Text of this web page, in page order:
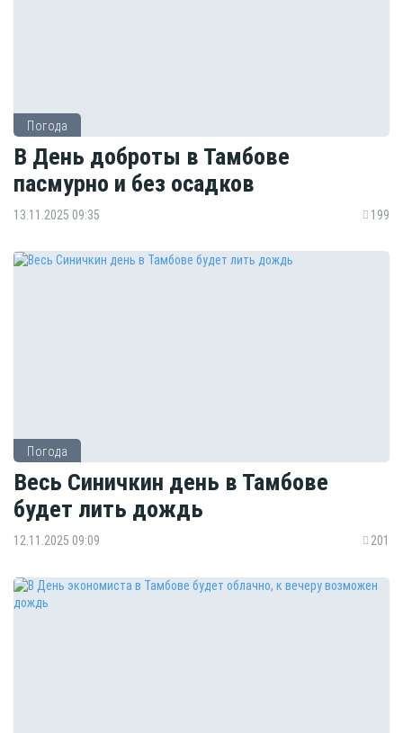
Погода
В День доброты в Тамбове
пасмурно и без осадков
13.11.2025 09:35 199
Погода
Весь Синичкин день в Тамбове
будет лить дождь
12.11.2025 09:09 201